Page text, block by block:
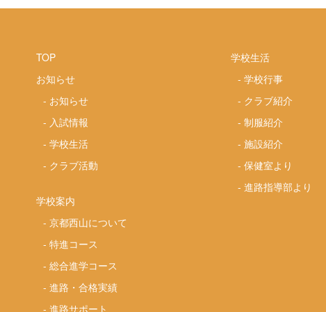
TOP
お知らせ
- お知らせ
- 入試情報
- 学校生活
- クラブ活動
学校案内
- 京都西山について
- 特進コース
- 総合進学コース
- 進路・合格実績
- 進路サポート
学校生活
- 学校行事
- クラブ紹介
- 制服紹介
- 施設紹介
- 保健室より
- 進路指導部より